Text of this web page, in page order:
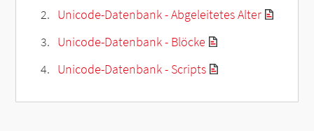
Unicode-Datenbank - Abgeleitetes Alter
Unicode-Datenbank - Blöcke
Unicode-Datenbank - Scripts